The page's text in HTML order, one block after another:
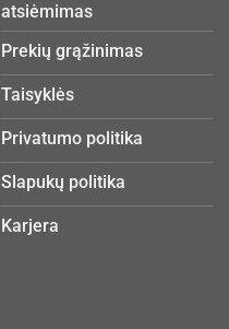
atsiėmimas
Prekių grąžinimas
Taisyklės
Privatumo politika
Slapukų politika
Karjera